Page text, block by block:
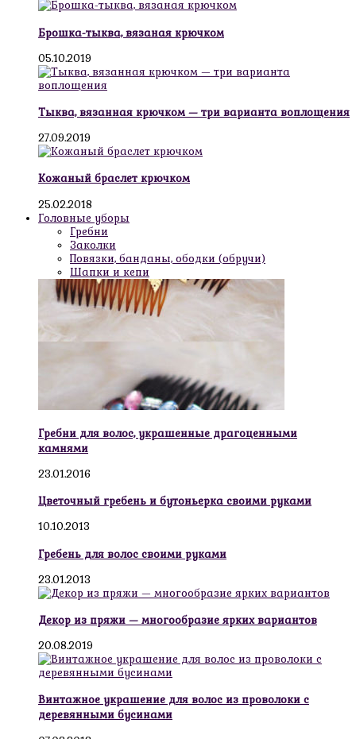
Брошка-тыква, вязаная крючком
05.10.2019
Тыква, вязанная крючком — три варианта воплощения
27.09.2019
Кожаный браслет крючком
25.02.2018
Головные уборы
Гребни
Заколки
Повязки, банданы, ободки (обручи)
Шапки и кепи
Гребни для волос, украшенные драгоценными
камнями
23.01.2016
Цветочный гребень и бутоньерка своими руками
10.10.2013
Гребень для волос своими руками
23.01.2013
Декор из пряжи — многообразие ярких вариантов
20.08.2019
Винтажное украшение для волос из проволоки с
деревянными бусинами